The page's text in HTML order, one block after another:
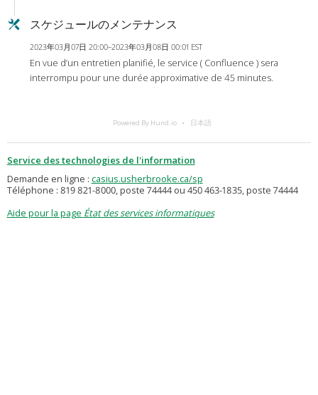
スケジュールのメンテナンス
2023年03月07日 20:00–2023年03月08日 00:01 EST
En vue d’un entretien planifié, le service ( Confluence ) sera
interrompu pour une durée approximative de 45 minutes.
Powered By Hund.io 日本語
Service des technologies de l'information
Demande en ligne : casius.usherbrooke.ca/sp
Téléphone : 819 821-8000, poste 74444 ou 450 463-1835, poste 74444
Aide pour la page État des services informatiques